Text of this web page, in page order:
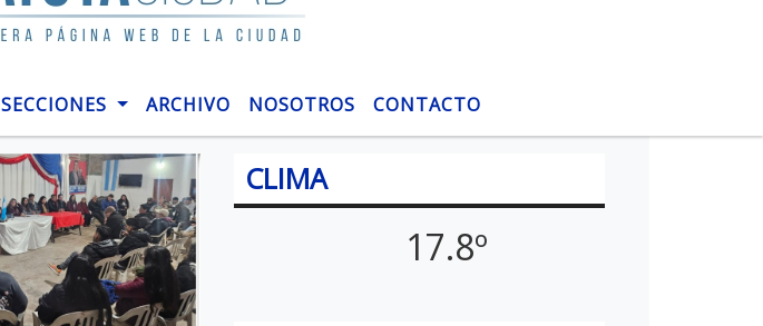
SECCIONES ARCHIVO NOSOTROS CONTACTO
CLIMA
17.8º